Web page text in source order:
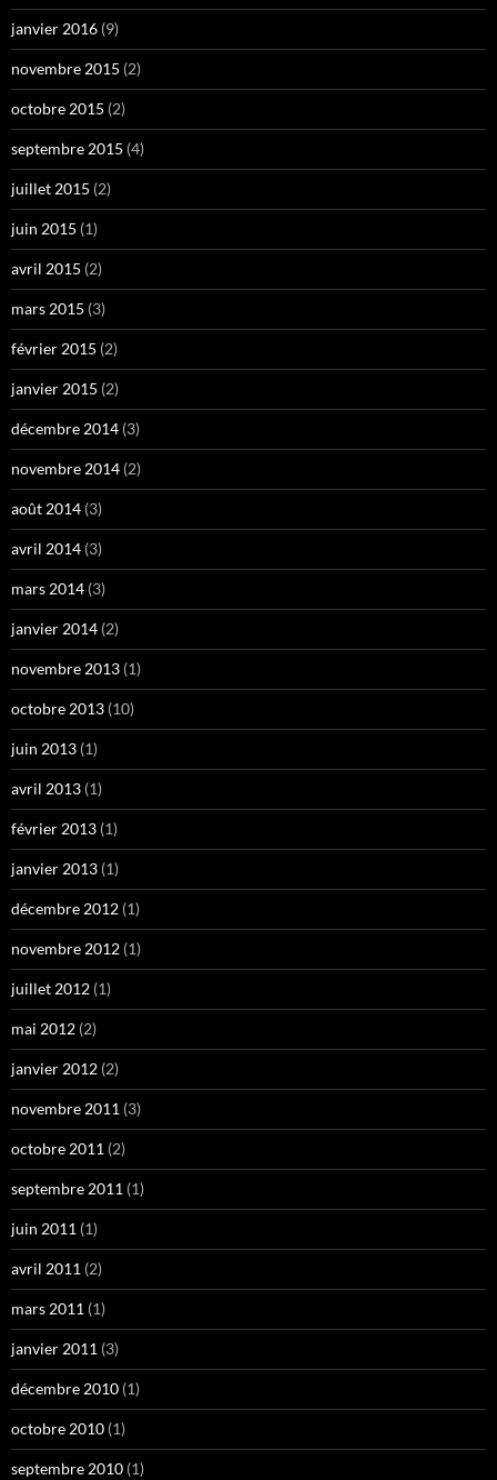
janvier 2016 (9)
novembre 2015 (2)
octobre 2015 (2)
septembre 2015 (4)
juillet 2015 (2)
juin 2015 (1)
avril 2015 (2)
mars 2015 (3)
février 2015 (2)
janvier 2015 (2)
décembre 2014 (3)
novembre 2014 (2)
août 2014 (3)
avril 2014 (3)
mars 2014 (3)
janvier 2014 (2)
novembre 2013 (1)
octobre 2013 (10)
juin 2013 (1)
avril 2013 (1)
février 2013 (1)
janvier 2013 (1)
décembre 2012 (1)
novembre 2012 (1)
juillet 2012 (1)
mai 2012 (2)
janvier 2012 (2)
novembre 2011 (3)
octobre 2011 (2)
septembre 2011 (1)
juin 2011 (1)
avril 2011 (2)
mars 2011 (1)
janvier 2011 (3)
décembre 2010 (1)
octobre 2010 (1)
septembre 2010 (1)